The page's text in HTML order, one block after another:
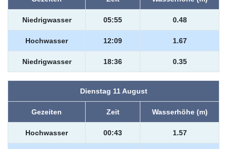
Niedrigwasser 05:55 0.48
Hochwasser 12:09 1.67
Niedrigwasser 18:36 0.35
Dienstag 11 August
Gezeiten Zeit Wasserhöhe (m)
Hochwasser 00:43 1.57